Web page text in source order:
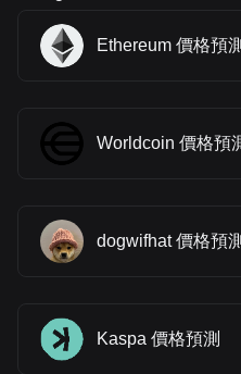
Ethereum 價格預測
Worldcoin 價格預
dogwifhat 價格預測
Kaspa 價格預測